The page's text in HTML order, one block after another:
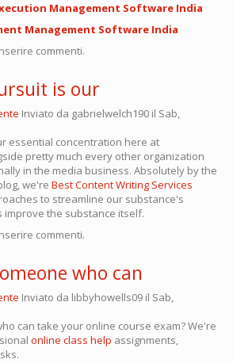
Management Software India
Management Software India
commenti.
is our
Inviato da gabrielwelch190 il Sab,
essential concentration here at
pretty much every other organization
in the media business. Absolutely by the
we're Best Content Writing Services
to streamline our substance's
the substance itself.
commenti.
who can
Inviato da libbyhowells09 il Sab,
can take your online course exam? We're
online class help assignments,